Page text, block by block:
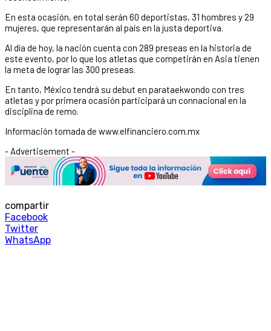
En esta ocasión, en total serán 60 deportistas, 31 hombres y 29
mujeres, que representarán al país en la justa deportiva.
Al día de hoy, la nación cuenta con 289 preseas en la historia de
este evento, por lo que los atletas que competirán en Asia tienen
la meta de lograr las 300 preseas.
En tanto, México tendrá su debut en parataekwondo con tres
atletas y por primera ocasión participará un connacional en la
disciplina de remo.
Información tomada de www.elfinanciero.com.mx
- Advertisement -
compartir
Facebook
Twitter
WhatsApp